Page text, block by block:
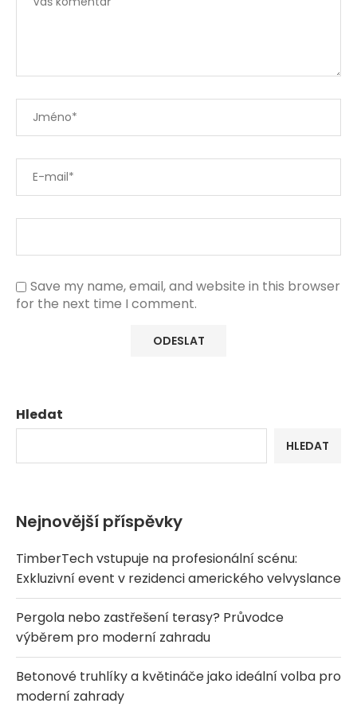
Save my name, email, and website in this browser
for the next time I comment.
Hledat
HLEDAT
Nejnovější příspěvky
TimberTech vstupuje na profesionální scénu:
Exkluzivní event v rezidenci amerického velvyslance
Pergola nebo zastřešení terasy? Průvodce
výběrem pro moderní zahradu
Betonové truhlíky a květináče jako ideální volba pro
moderní zahrady